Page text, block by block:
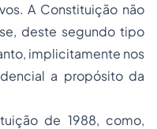
A Constituição não
deste segundo tipo
implicitamente nos
a propósito da
de 1988, como,